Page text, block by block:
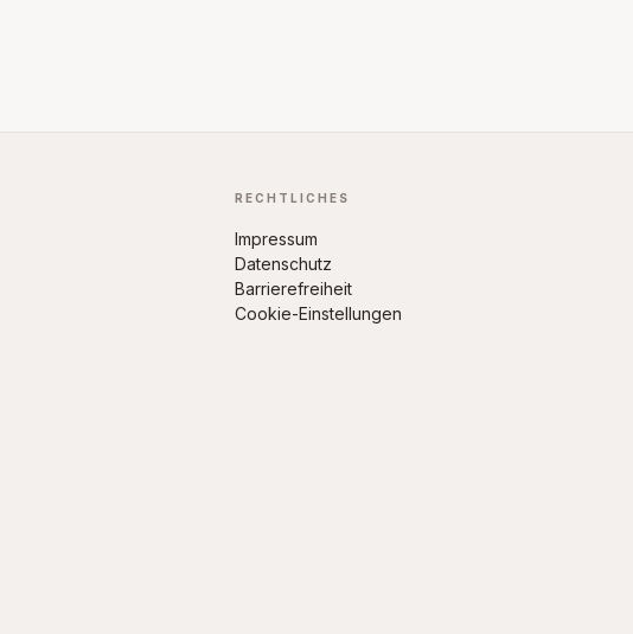
RECHTLICHES
Impressum
Datenschutz
Barrierefreiheit
Cookie-Einstellungen